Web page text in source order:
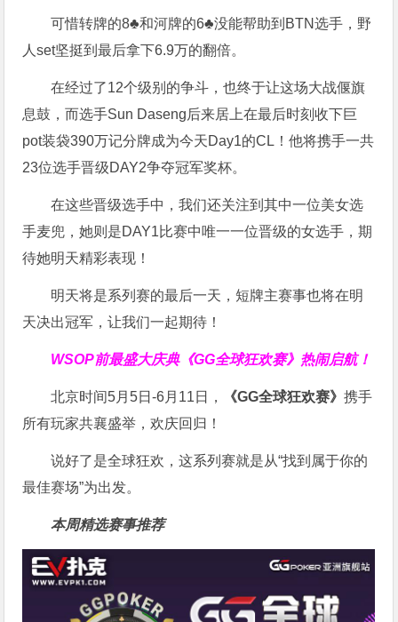
可惜转牌的8♣️和河牌的6♣️没能帮助到BTN选手，野
人set坚挺到最后拿下6.9万的翻倍。
在经过了12个级别的争斗，也终于让这场大战偃旗
息鼓，而选手Sun Daseng后来居上在最后时刻收下巨
pot装袋390万记分牌成为今天Day1的CL！他将携手一共
23位选手晋级DAY2争夺冠军奖杯。
在这些晋级选手中，我们还关注到其中一位美女选
手麦兜，她则是DAY1比赛中唯一一位晋级的女选手，期
待她明天精彩表现！
明天将是系列赛的最后一天，短牌主赛事也将在明
天决出冠军，让我们一起期待！
WSOP前最盛大庆典《GG全球狂欢赛》 热闹启航！
北京时间5月5日-6月11日， 《GG全球狂欢赛》携手
所有玩家共襄盛举，欢庆回归！
说好了是全球狂欢，这系列赛就是从“找到属于你的
最佳赛场”为出发。
本周精选赛事推荐